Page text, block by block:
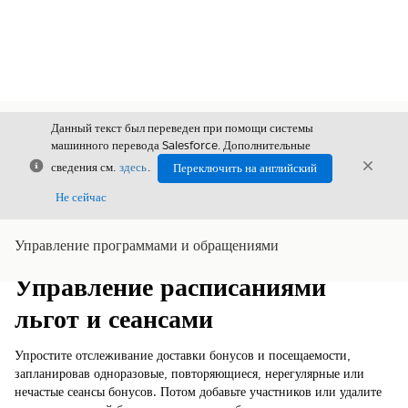
Закрыть
Данный текст был переведен при помощи системы
машинного перевода Salesforce. Дополнительные
сведения см. здесь.
Переключить на английский
Не сейчас
Управление программами и обращениями
Показать содержание
Содержание
Управление расписаниями
льгот и сеансами
Упростите отслеживание доставки бонусов и посещаемости,
запланировав одноразовые, повторяющиеся, нерегулярные или
нечастые сеансы бонусов. Потом добавьте участников или удалите